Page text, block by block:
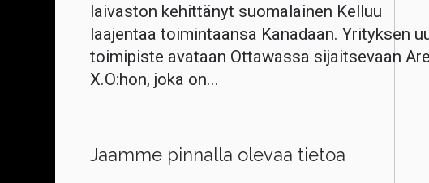
laivaston kehittänyt suomalainen Kelluu
laajentaa toimintaansa Kanadaan. Yrityksen
toimipiste avataan Ottawassa sijaitsevaan
X.O:hon, joka on...
Jaamme pinnalla olevaa tietoa